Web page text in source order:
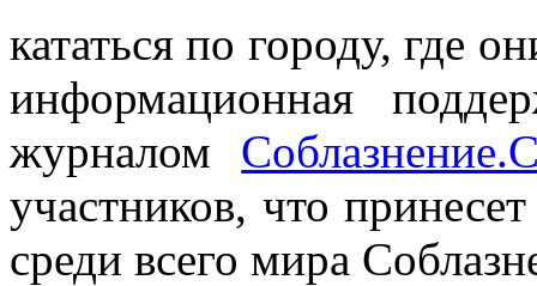
кататься по городу, где
информационная
журналом
участников, что
среди всего мира